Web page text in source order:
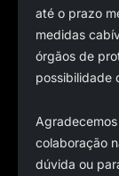
até o prazo
medidas
órgãos de
possibilidade
colaboração
dúvida ou